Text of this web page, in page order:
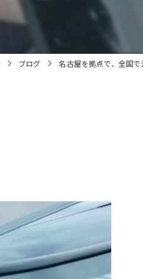
ブログ 名古屋を拠点で、全国